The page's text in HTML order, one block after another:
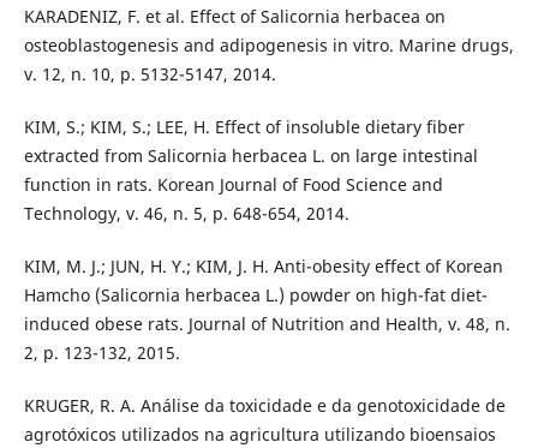
KARADENIZ, F. et al. Effect of Salicornia herbacea on
osteoblastogenesis and adipogenesis in vitro. Marine drugs,
v. 12, n. 10, p. 5132-5147, 2014.
KIM, S.; KIM, S.; LEE, H. Effect of insoluble dietary fiber
extracted from Salicornia herbacea L. on large intestinal
function in rats. Korean Journal of Food Science and
Technology, v. 46, n. 5, p. 648-654, 2014.
KIM, M. J.; JUN, H. Y.; KIM, J. H. Anti-obesity effect of Korean
Hamcho (Salicornia herbacea L.) powder on high-fat diet-
induced obese rats. Journal of Nutrition and Health, v. 48, n.
2, p. 123-132, 2015.
KRUGER, R. A. Análise da toxicidade e da genotoxicidade de
agrotóxicos utilizados na agricultura utilizando bioensaios